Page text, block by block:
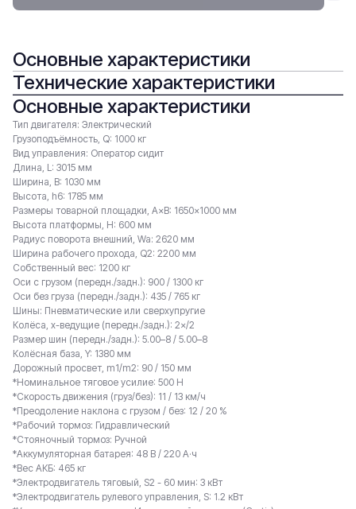
Основные характеристики
Технические характеристики
Основные характеристики
Тип двигателя: Электрический
Грузоподъёмность, Q: 1000 кг
Вид управления: Оператор сидит
Длина, L: 3015 мм
Ширина, B: 1030 мм
Высота, h6: 1785 мм
Размеры товарной площадки, A×B: 1650×1000 мм
Высота платформы, H: 600 мм
Радиус поворота внешний, Wa: 2620 мм
Ширина рабочего прохода, Q2: 2200 мм
Собственный вес: 1200 кг
Оси с грузом (передн./задн.): 900 / 1300 кг
Оси без груза (передн./задн.): 435 / 765 кг
Шины: Пневматические или сверхупругие
Колёса, x-ведущие (передн./задн.): 2×/2
Размер шин (передн./задн.): 5.00–8 / 5.00–8
Колёсная база, Y: 1380 мм
Дорожный просвет, m1/m2: 90 / 150 мм
*Номинальное тяговое усилие: 500 Н
*Скорость движения (груз/без): 11 / 13 км/ч
*Преодоление наклона c грузом / без: 12 / 20 %
*Рабочий тормоз: Гидравлический
*Стояночный тормоз: Ручной
*Аккумуляторная батарея: 48 В / 220 А·ч
*Вес АКБ: 465 кг
*Электродвигатель тяговый, S2 - 60 мин: 3 кВт
*Электродвигатель рулевого управления, S: 1.2 кВт